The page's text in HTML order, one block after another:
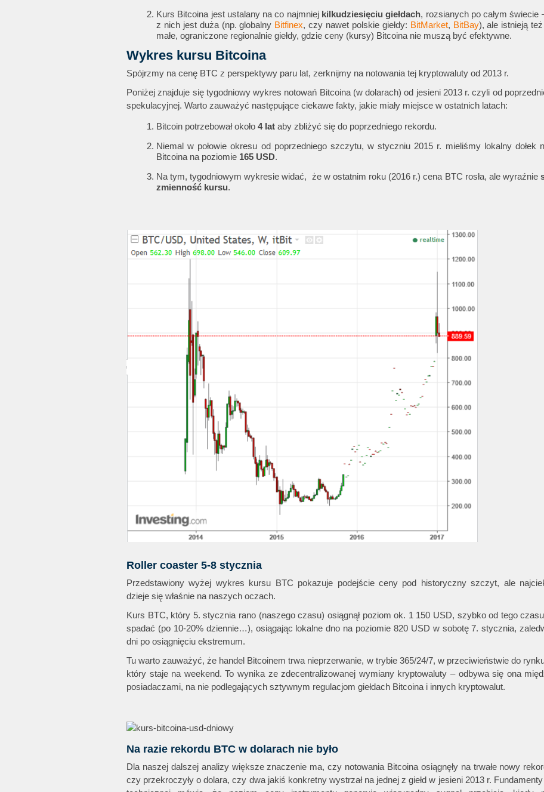
Kurs Bitcoina jest ustalany na co najmniej kilkudziesięciu giełdach, rozsianych po całym świecie
z nich jest duża (np. globalny Bitfinex, czy nawet polskie giełdy: BitMarket, BitBay), ale istnieją
małe, ograniczone regionalnie giełdy, gdzie ceny (kursy) Bitcoina nie muszą być efektywne.
Wykres kursu Bitcoina
Spójrzmy na cenę BTC z perspektywy paru lat, zerknijmy na notowania tej kryptowaluty od 2013 r.
Poniżej znajduje się tygodniowy wykres notowań Bitcoina (w dolarach) od jesieni 2013 r. czyli od
spekulacyjnej. Warto zauważyć następujące ciekawe fakty, jakie miały miejsce w ostatnich latach:
Bitcoin potrzebował około 4 lat aby zbliżyć się do poprzedniego rekordu.
Niemal w połowie okresu od poprzedniego szczytu, w styczniu 2015 r. mieliśmy lokalny dołek
Bitcoina na poziomie 165 USD.
Na tym, tygodniowym wykresie widać, że w ostatnim roku (2016 r.) cena BTC rosła, ale wyraźnie
zmienność kursu.
Roller coaster 5-8 stycznia
Przedstawiony wyżej wykres kursu BTC pokazuje podejście ceny pod historyczny szczyt, ale
dzieje się właśnie na naszych oczach.
Kurs BTC, który 5. stycznia rano (naszego czasu) osiągnął poziom ok. 1 150 USD, szybko od tego
spadać (po 10-20% dziennie…), osiągając lokalne dno na poziomie 820 USD w sobotę 7. stycznia,
dni po osiągnięciu ekstremum.
Tu warto zauważyć, że handel Bitcoinem trwa nieprzerwanie, w trybie 365/24/7, w przeciwieństwie do
który staje na weekend. To wynika ze zdecentralizowanej wymiany kryptowaluty – odbywa się ona
posiadaczami, na nie podlegających sztywnym regulacjom giełdach Bitcoina i innych kryptowalut.
Na razie rekordu BTC w dolarach nie było
Dla naszej dalszej analizy większe znaczenie ma, czy notowania Bitcoina osiągnęły na trwałe nowy
czy przekroczyły o dolara, czy dwa jakiś konkretny wystrzał na jednej z giełd w jesieni 2013 r.